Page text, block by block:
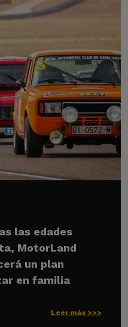
las edades
MotorLand
un plan
en familia
Leer más >>>